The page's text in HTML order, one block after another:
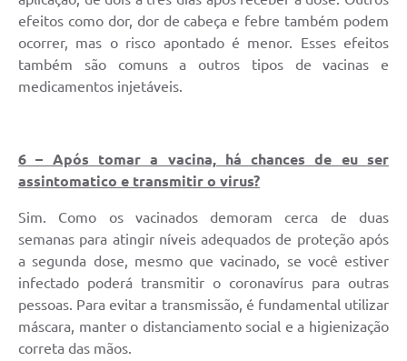
efeitos como dor, dor de cabeça e febre também podem
ocorrer, mas o risco apontado é menor. Esses efeitos
também são comuns a outros tipos de vacinas e
medicamentos injetáveis.
6 – Após tomar a vacina, há chances de eu ser
assintomatico e transmitir o virus?
Sim. Como os vacinados demoram cerca de duas
semanas para atingir níveis adequados de proteção após
a segunda dose, mesmo que vacinado, se você estiver
infectado poderá transmitir o coronavírus para outras
pessoas. Para evitar a transmissão, é fundamental utilizar
máscara, manter o distanciamento social e a higienização
correta das mãos.